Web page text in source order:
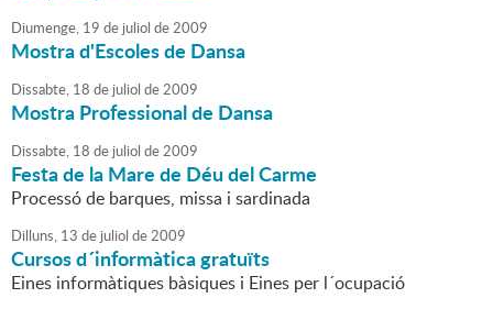
Diumenge, 19 de juliol de2009
Mostra d'Escoles de Dansa
Dissabte, 18 de juliol de2009
Mostra Professional de Dansa
Dissabte, 18 de juliol de2009
Festa de la Mare de Déu del Carme
Processó de barques, missa i sardinada
Dilluns, 13 de juliol de2009
Cursos d´informàtica gratuïts
Eines informàtiques bàsiques i Eines per l´ocupació